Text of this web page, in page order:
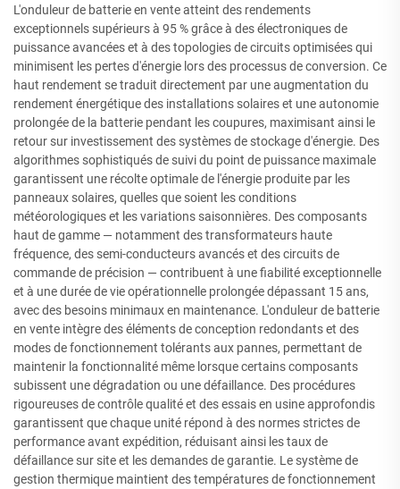
L'onduleur de batterie en vente atteint des rendements
exceptionnels supérieurs à 95 % grâce à des électroniques de
puissance avancées et à des topologies de circuits optimisées qui
minimisent les pertes d'énergie lors des processus de conversion. Ce
haut rendement se traduit directement par une augmentation du
rendement énergétique des installations solaires et une autonomie
prolongée de la batterie pendant les coupures, maximisant ainsi le
retour sur investissement des systèmes de stockage d'énergie. Des
algorithmes sophistiqués de suivi du point de puissance maximale
garantissent une récolte optimale de l'énergie produite par les
panneaux solaires, quelles que soient les conditions
météorologiques et les variations saisonnières. Des composants
haut de gamme — notamment des transformateurs haute
fréquence, des semi-conducteurs avancés et des circuits de
commande de précision — contribuent à une fiabilité exceptionnelle
et à une durée de vie opérationnelle prolongée dépassant 15 ans,
avec des besoins minimaux en maintenance. L'onduleur de batterie
en vente intègre des éléments de conception redondants et des
modes de fonctionnement tolérants aux pannes, permettant de
maintenir la fonctionnalité même lorsque certains composants
subissent une dégradation ou une défaillance. Des procédures
rigoureuses de contrôle qualité et des essais en usine approfondis
garantissent que chaque unité répond à des normes strictes de
performance avant expédition, réduisant ainsi les taux de
défaillance sur site et les demandes de garantie. Le système de
gestion thermique maintient des températures de fonctionnement